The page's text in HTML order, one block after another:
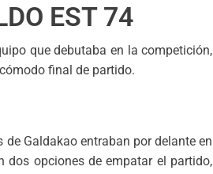
EST 74
que debutaba en la competición,
final de partido.
Galdakao entraban por delante en
dos opciones de empatar el partido,